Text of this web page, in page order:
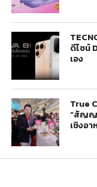
ดีไซน์
เอง
True
“สัญญ
เชิงอา